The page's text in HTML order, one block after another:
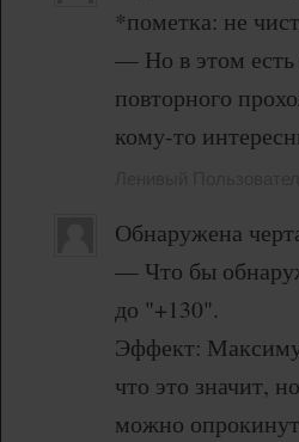
*пометка: не
— Но в этом есть
повторного
кому-то
Обнаружена
— Что бы
до "+130".
Эффект:
что это значит,
можно